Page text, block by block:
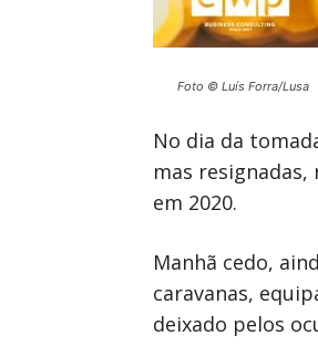
Foto © Luís Forra/Lusa
No dia da
mas
em 2020.
Manhã cedo,
caravanas,
deixado pelos